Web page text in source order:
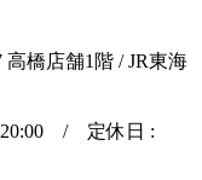
高橋店舗1階 / JR東海
/ 定休日 :